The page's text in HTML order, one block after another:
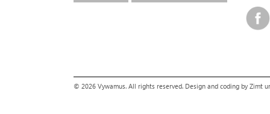
© 2026 Vywamus. All rights reserved. Design and coding by Zimt